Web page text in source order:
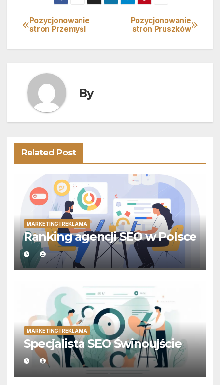
Nawigacja
wpisu
Pozycjonowanie
stron Pruszków
Pozycjonowanie
stron Przemyśl
By
Related Post
MARKETING I REKLAMA
Ranking agencji SEO w Polsce
MARKETING I REKLAMA
Specjalista SEO Świnoujście